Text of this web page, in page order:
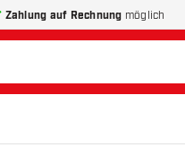
Zahlung auf Rechnung möglich